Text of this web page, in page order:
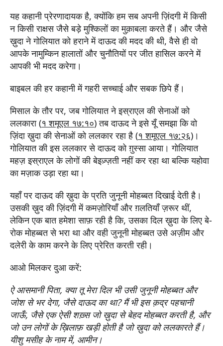
यह कहानी प्रेरणादायक है, क्योंकि हम सब अपनी ज़िंदगी में किसी
न किसी राक्षस जैसे बड़े मुश्किलों का मुक़ाबला करते हैं। और जैसे
ख़ुदा ने गोलियात को हराने में दाऊद की मदद की थी, वैसे ही वो
आपके नामुम्किन हालातों और चुनौतियों पर जीत हासिल करने में
आपकी भी मदद करेगा।
बाइबल की हर कहानी में गहरी सच्चाई और सबक छिपे हैं।
मिसाल के तौर पर, जब गोलियात ने इस्राएल की सेनाओं को
ललकारा (१ शमूएल १७:१०) तब दाऊद ने इसे यूँ समझा कि वो
ज़िंदा ख़ुदा की सेनाओं को ललकार रहा है (१ शमूएल १७:२६)।
गोलियात की इस ललकार से दाऊद को ग़ुस्सा आया। गोलियात
महज़ इस्राएल के लोगों की बेइज़्ज़ती नहीं कर रहा था बल्कि यहोवा
का मज़ाक उड़ा रहा था।
यहाँ पर दाऊद की ख़ुदा के प्रति जुनूनी मोहब्बत दिखाई देती है।
उसकी ख़ुद की ज़िंदगी में कमज़ोरियाँ और ग़लतियाँ ज़रूर थीं,
लेकिन एक बात हमेशा साफ़ रही है कि, उसका दिल ख़ुदा के लिए बे-
रोक मोहब्बत से भरा था और वही जुनूनी मोहब्बत उसे अज़ीम और
दलेरी के काम करने के लिए प्रेरित करती रही।
आओ मिलकर दुआ करें:
ऐ आसमानी पिता, क्या तू मेरा दिल भी उसी जुनूनी मोहब्बत और
जोश से भर देगा, जैसे दाऊद का था? मैं भी इस क़द्र पहचानी
जाऊँ, जैसे एक ऐसी शख़्स जो ख़ुदा से बेहद मोहब्बत करती है, और
जो उन लोगों के ख़िलाफ़ खड़ी होती है जो ख़ुदा को ललकारते हैं।
यीशु मसीह के नाम में, आमीन।